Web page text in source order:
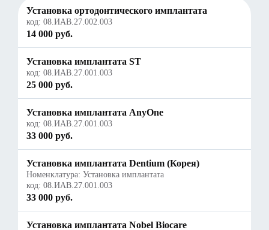
Установка ортодонтического имплантата
код: 08.ИАВ.27.002.003
14 000 руб.
Установка имплантата ST
код: 08.ИАВ.27.001.003
25 000 руб.
Установка имплантата AnyOne
код: 08.ИАВ.27.001.003
33 000 руб.
Установка имплантата Dentium (Корея)
Номенклатура: Установка имплантата
код: 08.ИАВ.27.001.003
33 000 руб.
Установка имплантата Nobel Biocare